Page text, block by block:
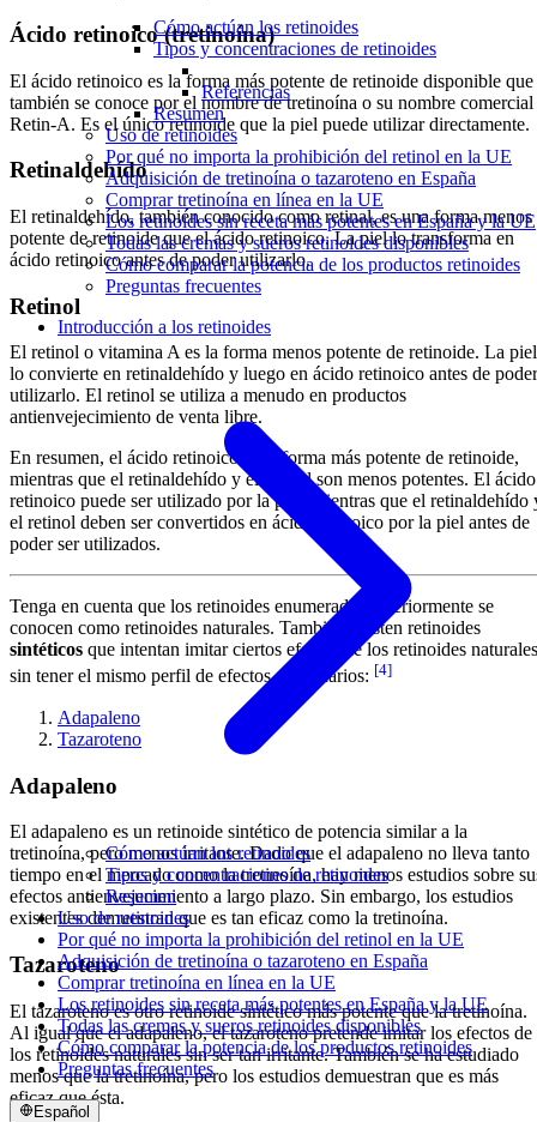
Cómo actúan los retinoides
Tipos y concentraciones de retinoides
Referencias
Resumen
Uso de retinoides
Por qué no importa la prohibición del retinol en la UE
Adquisición de tretinoína o tazaroteno en España
Comprar tretinoína en línea en la UE
Los retinoides sin receta más potentes en España y la UE
Todas las cremas y sueros retinoides disponibles
Cómo comparar la potencia de los productos retinoides
Preguntas frecuentes
Introducción a los retinoides
Cómo actúan los retinoides
Tipos y concentraciones de retinoides
Resumen
Uso de retinoides
Por qué no importa la prohibición del retinol en la UE
Adquisición de tretinoína o tazaroteno en España
Comprar tretinoína en línea en la UE
Los retinoides sin receta más potentes en España y la UE
Todas las cremas y sueros retinoides disponibles
Cómo comparar la potencia de los productos retinoides
Preguntas frecuentes
Español
Ácido retinoico (tretinoína)
El ácido retinoico es la forma más potente de retinoide disponible que
también se conoce por el nombre de tretinoína o su nombre comercial
Retin-A. Es el único retinoide que la piel puede utilizar directamente.
Retinaldehído
El retinaldehído, también conocido como retinal, es una forma menos
potente de retinoide que el ácido retinoico. La piel lo transforma en
ácido retinoico antes de poder utilizarlo.
Retinol
El retinol o vitamina A es la forma menos potente de retinoide. La piel
lo convierte en retinaldehído y luego en ácido retinoico antes de poder
utilizarlo. El retinol se utiliza a menudo en productos
antienvejecimiento de venta libre.
En resumen, el ácido retinoico es la forma más potente de retinoide,
mientras que el retinaldehído y el retinol son menos potentes. El ácido
retinoico puede ser utilizado por la piel, mientras que el retinaldehído
el retinol deben ser convertidos en ácido retinoico por la piel antes de
poder ser utilizados.
Tenga en cuenta que los retinoides enumerados anteriormente se
conocen como retinoides naturales. También existen retinoides
sintéticos que intentan imitar ciertos efectos de los retinoides naturales
sin tener el mismo perfil de efectos secundarios: [4]
Adapaleno
Tazaroteno
Adapaleno
El adapaleno es un retinoide sintético de potencia similar a la
tretinoína, pero menos irritante. Dado que el adapaleno no lleva tanto
tiempo en el mercado como la tretinoína, hay menos estudios sobre
efectos antienvejecimiento a largo plazo. Sin embargo, los estudios
existentes demuestran que es tan eficaz como la tretinoína.
Tazaroteno
El tazaroteno es otro retinoide sintético más potente que la tretinoína.
Al igual que el adapaleno, el tazaroteno pretende imitar los efectos de
los retinoides naturales sin ser tan irritante. También se ha estudiado
menos que la tretinoína, pero los estudios demuestran que es más
eficaz que ésta.